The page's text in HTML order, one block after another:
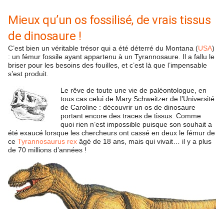
Mieux qu’un os fossilisé, de vrais tissus
de dinosaure !
C’est bien un véritable trésor qui a été déterré du Montana (USA)
: un fémur fossile ayant appartenu à un Tyrannosaure. Il a fallu le
briser pour les besoins des fouilles, et c’est là que l’impensable
s’est produit.
Le rêve de toute une vie de paléontologue, en
tous cas celui de Mary Schweitzer de l’Université
de Caroline : découvrir un os de dinosaure
portant encore des traces de tissus. Comme
quoi rien n’est impossible puisque son souhait a
été exaucé lorsque les chercheurs ont cassé en deux le fémur de
ce Tyrannosaurus rex âgé de 18 ans, mais qui vivait… il y a plus
de 70 millions d’années !